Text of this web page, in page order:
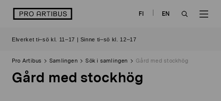
logo FI
EN
Elverket ti–sö kl. 11–17 | Sinne ti–sö kl. 12–17
Pro Artibus Samlingen Sök i samlingen Gård med stockhög
Gård med stockhög